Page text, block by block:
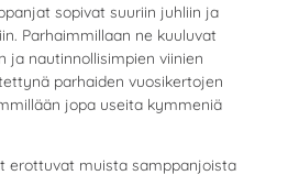
sopivat suuriin juhliin ja
Parhaimmillaan ne kuuluvat
ja nautinnollisimpien viinien
parhaiden vuosikertojen
jopa useita kymmeniä
erottuvat muista samppanjoista